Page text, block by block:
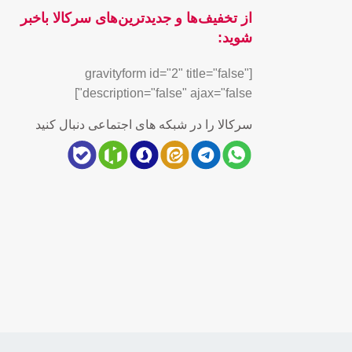
از تخفیف‌ها و جدیدترین‌های سرکالا باخبر
شوید:
[gravityform id="2" title="false"
description="false" ajax="false"]
سرکالا را در شبکه های اجتماعی دنبال کنید